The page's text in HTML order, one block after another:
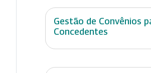
Gestão de Convênios
Concedentes